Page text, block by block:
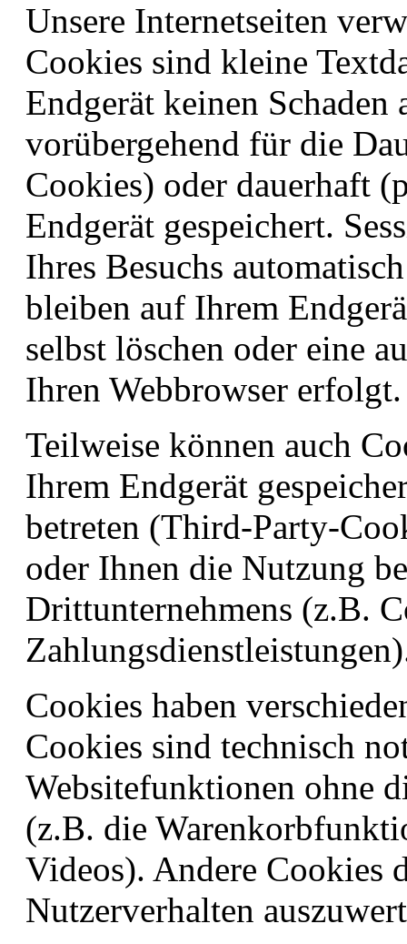
Unsere Internetseiten
Cookies sind kleine
Endgerät keinen Schaden
vorübergehend für die
Cookies) oder dauerhaft
Endgerät gespeichert.
Ihres Besuchs
bleiben auf Ihrem
selbst löschen oder eine
Ihren Webbrowser erfolgt.
Teilweise können auch
Ihrem Endgerät
betreten (Third-Party-
oder Ihnen die Nutzung
Drittunternehmens (z.B.
Cookies haben
Cookies sind technisch
Websitefunktionen ohne
(z.B. die
Videos). Andere Cookies
Nutzerverhalten